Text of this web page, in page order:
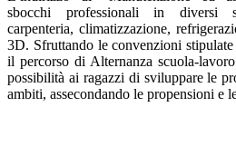
sbocchi professionali in diversi
carpenteria, climatizzazione,
3D. Sfruttando le convenzioni
il percorso di Alternanza scuola-
possibilità ai ragazzi di sviluppare le
ambiti, assecondando le propensioni e